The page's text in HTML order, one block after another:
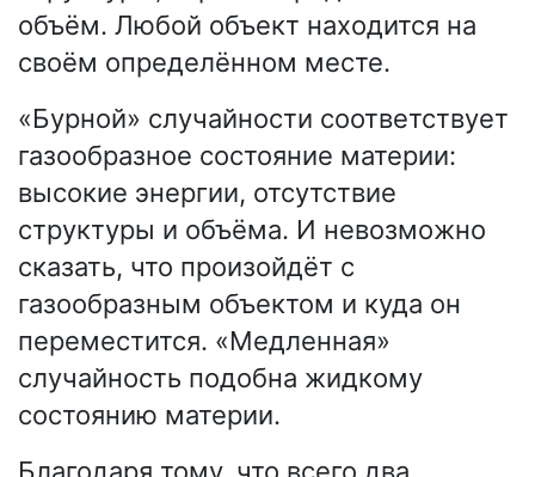
объём. Любой объект находится на
своём определённом месте.
«Бурной» случайности соответствует
газообразное состояние материи:
высокие энергии, отсутствие
структуры и объёма. И невозможно
сказать, что произойдёт с
газообразным объектом и куда он
переместится. «Медленная»
случайность подобна жидкому
состоянию материи.